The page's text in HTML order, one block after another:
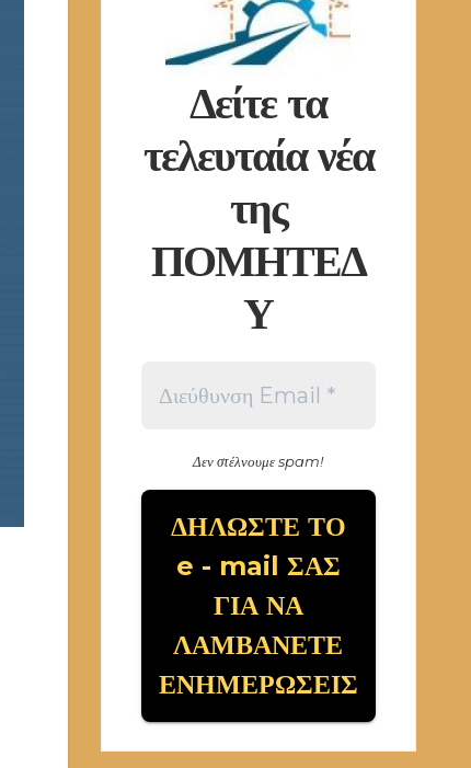
Δείτε τα
τελευταία νέα
της
ΠΟΜΗΤΕΔ
Υ
Δεν στέλνουμε spam!